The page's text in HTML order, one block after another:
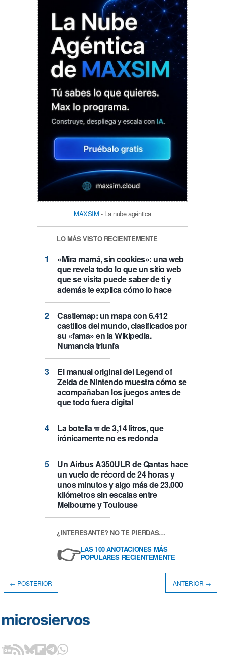
MAXSIM - La nube agéntica
LO MÁS VISTO RECIENTEMENTE
«Mira mamá, sin cookies»: una web
que revela todo lo que un sitio web
que se visita puede saber de ti y
además te explica cómo lo hace
Castlemap: un mapa con 6.412
castillos del mundo, clasificados por
su «fama» en la Wikipedia.
Numancia triunfa
El manual original del Legend of
Zelda de Nintendo muestra cómo se
acompañaban los juegos antes de
que todo fuera digital
La botella π de 3,14 litros, que
irónicamente no es redonda
Un Airbus A350ULR de Qantas hace
un vuelo de récord de 24 horas y
unos minutos y algo más de 23.000
kilómetros sin escalas entre
Melbourne y Toulouse
¿INTERESANTE? NO TE PIERDAS…
👉LAS 100 ANOTACIONES MÁS
POPULARES RECIENTEMENTE
← POSTERIOR ANTERIOR →